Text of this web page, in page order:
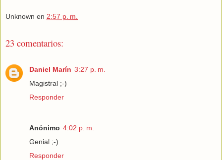
Unknown en 2:57 p. m.
23 comentarios:
Daniel Marín 3:27 p. m.
Magistral ;-)
Responder
Anónimo 4:02 p. m.
Genial ;-)
Responder